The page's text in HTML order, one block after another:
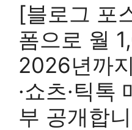
[블로그 포
폼으로 월
2026년까
·쇼츠·틱톡
부 공개합